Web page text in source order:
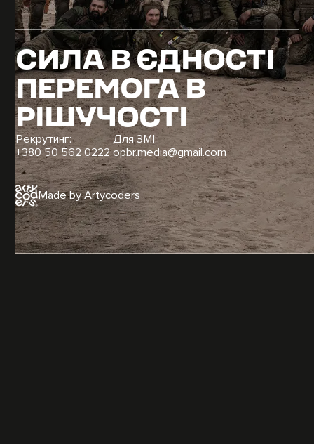
СИЛАВЄДНОСТІ
ПЕРЕМОГАВ
РІШУЧОСТІ
Рекрутинг:
+380 50 562 0222
Для ЗМІ:
opbr.media@gmail.com
Made by Artycoders